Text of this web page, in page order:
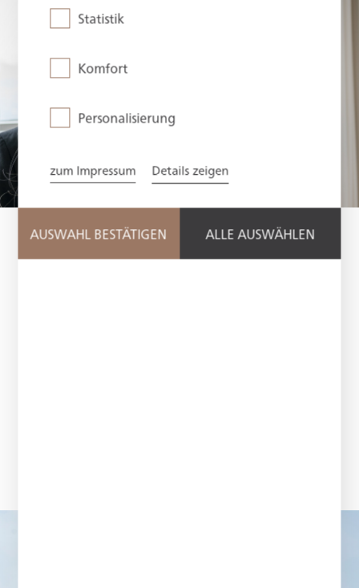
Statistik
Komfort
Personalisierung
zum Impressum Details zeigen
AUSWAHL BESTÄTIGEN ALLE AUSWÄHLEN
Perspektive